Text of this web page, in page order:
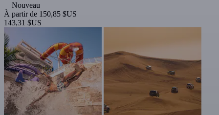
Nouveau
À partir de 150,85 $US
143,31 $US